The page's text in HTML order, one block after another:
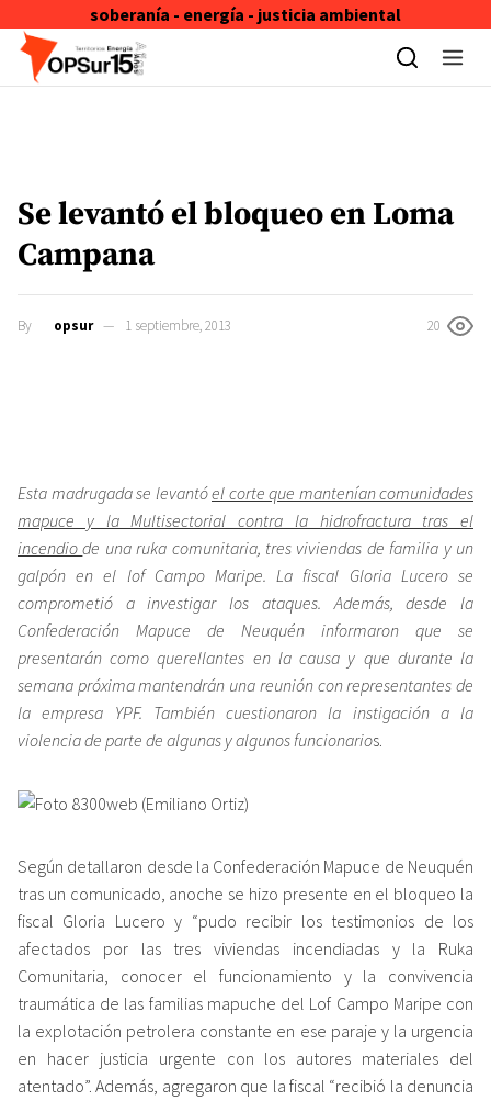
soberanía - energía - justicia ambiental
Skip to content
Se levantó el bloqueo en Loma
Campana
By opsur 1 septiembre, 2013 20
Esta madrugada se levantóel corte que mantenían comunidades
mapuce y la Multisectorial contra la hidrofractura tras el
incendiode una ruka comunitaria, tres viviendas de familia y un
galpón en el lof Campo Maripe. La fiscal Gloria Lucero se
comprometió a investigar los ataques. Además, desde la
Confederación Mapuce de Neuquén informaron que se
presentarán como querellantes en la causa y que durante la
semana próxima mantendrán una reunión con representantes de
la empresa YPF. También cuestionaron la instigación a la
violencia de parte de algunas y algunos funcionarios.
Según detallaron desde la Confederación Mapuce de Neuquén
tras un comunicado, anoche se hizo presente en el bloqueo la
fiscal Gloria Lucero y “pudo recibir los testimonios de los
afectados por las tres viviendas incendiadas y la Ruka
Comunitaria, conocer el funcionamiento y la convivencia
traumática de las familias mapuche del Lof Campo Maripe con
la explotación petrolera constante en ese paraje y la urgencia
en hacer justicia urgente con los autores materiales del
atentado”. Además, agregaron que la fiscal “recibió la denuncia